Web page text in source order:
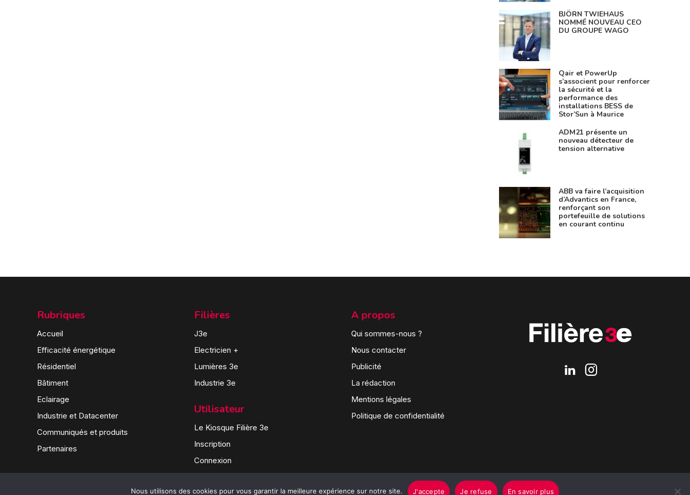
BJÖRN TWIEHAUS
NOMMÉ NOUVEAU CEO
DU GROUPE WAGO
Qair et PowerUp
s’associent pour renforcer
la sécurité et la
performance des
installations BESS de
Stor’Sun à Maurice
ADM21 présente un
nouveau détecteur de
tension alternative
ABB va faire l’acquisition
d’Advantics en France,
renforçant son
portefeuille de solutions
en courant continu
Rubriques
Accueil
Efficacité énergétique
Résidentiel
Bâtiment
Eclairage
Industrie et Datacenter
Communiqués et produits
Partenaires
Filières
J3e
Electricien +
Lumières 3e
Industrie 3e
Utilisateur
Le Kiosque Filière 3e
Inscription
Connexion
A propos
Qui sommes-nous ?
Nous contacter
Publicité
La rédaction
Mentions légales
Politique de confidentialité
Nous utilisons des cookies pour vous garantir la meilleure expérience sur notre site. J'accepte Je refuse En savoir plus